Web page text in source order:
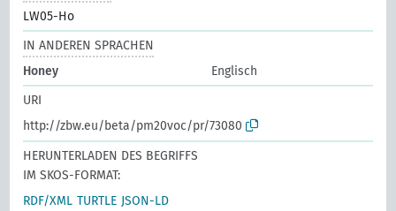
LW05-Ho
IN ANDEREN SPRACHEN
Honey
Englisch
URI
http://zbw.eu/beta/pm20voc/pr/73080
HERUNTERLADEN DES BEGRIFFS
IM SKOS-FORMAT:
RDF/XML TURTLE JSON-LD